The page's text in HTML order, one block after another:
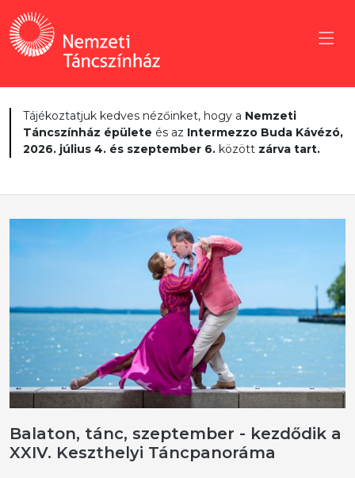
Tájékoztatjuk kedves nézőinket, hogy a Nemzeti
Táncszínház épülete és az Intermezzo Buda Kávézó,
2026. július 4. és szeptember 6. között zárva tart.
Balaton, tánc, szeptember - kezdődik a
XXIV. Keszthelyi Táncpanoráma